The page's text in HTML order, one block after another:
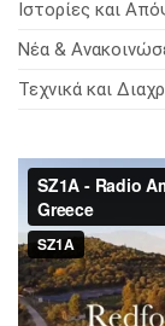
Ιστορίες και
Νέα &
Τεχνικά και
Πρόγραμμα
Αναπαραγωγής
Βίντεο